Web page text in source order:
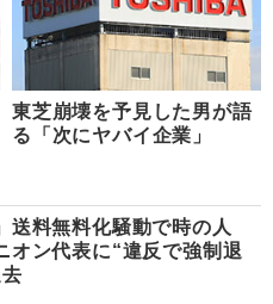
東芝崩壊を予見した男が語
る「次にヤバイ企業」
送料無料化騒動で時の人
オン代表に“違反で強制退